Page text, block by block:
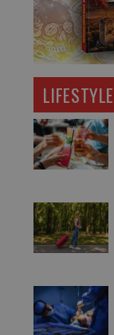
LIFESTYLE